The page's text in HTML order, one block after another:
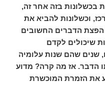
בכשלונות בזה אחר זה,
וכשלונות להביא את
הפצת הדברים החשובים
שיכולים לקדם
ישבה בבית, 48 שנים, שנים שהם שנות עלומיה
הדבר. אז מה קרה? מדוע
את הזמרת המוכשרת